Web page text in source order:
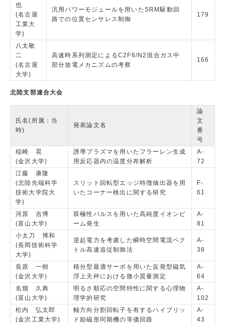
也
(名古屋
工業大
学)
汎用パワーモジュールを用いたSRM駆動回
路での位置センサレス制御
179
八太敬
二
(名古屋
大学)
高速時系列測定によるC2F6/N2混合ガス中
部分放電メカニズムの考察
166
北陸支部連合大会
氏名(所属：当
時)
発表論文名
論
文
番
号
稲崎 晃
(金沢大学)
誘導プラズマを用いたフラーレン生成
用反応器内の温度分布解析
A-
72
江藤 康隆
(北陸先端科学
技術大学院大
学)
スリット回転型エッジ特徴抽出器を用
いたコーナー検出に関する研究
F-
61
河原 吉博
(富山大学)
双極性パルスを用いた高純度イオンビ
ーム発生
A-
81
小太刀 博和
(長岡技術科学
大学)
逆起電力を考慮した瞬時空間電流ベク
トル高速追従制御法
A-
38
長原 一樹
(金沢大学)
積分型最適サーボを用いた反発型磁気
浮上天秤における微小質量測定
A-
64
名畑 久典
(富山大学)
明るさ順応の空間特性に関する心理物
理学的研究
A-
102
松内 弘太郎
(金沢工業大学)
軸方向分割回転子を有するハイブリッ
ド励磁形同期機の等価回路
A-
43